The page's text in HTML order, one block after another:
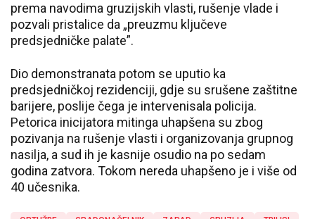
prema navodima gruzijskih vlasti, rušenje vlade i
pozvali pristalice da „preuzmu ključeve
predsjedničke palate”.
Dio demonstranata potom se uputio ka
predsjedničkoj rezidenciji, gdje su srušene zaštitne
barijere, poslije čega je intervenisala policija.
Petorica inicijatora mitinga uhapšena su zbog
pozivanja na rušenje vlasti i organizovanja grupnog
nasilja, a sud ih je kasnije osudio na po sedam
godina zatvora. Tokom nereda uhapšeno je i više od
40 učesnika.